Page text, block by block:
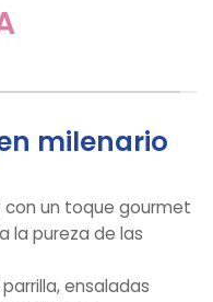
milenario
con un toque gourmet
la pureza de las
ensaladas